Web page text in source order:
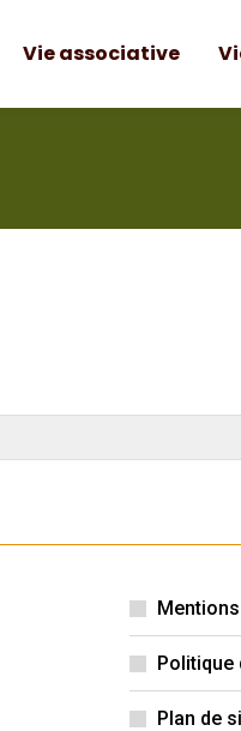
Vie associative
Politique
Plan de